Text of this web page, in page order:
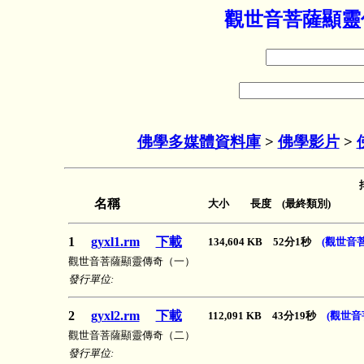
觀世音菩薩顯
佛學多媒體資料庫> 佛學影片>
名稱 大小 長度 (最終類別)
1 gyxl1.rm 下載 134,604 KB 52分1秒 (觀世音
觀世音菩薩顯靈傳奇（一）
發行單位:
2 gyxl2.rm 下載 112,091 KB 43分19秒 (觀世
觀世音菩薩顯靈傳奇（二）
發行單位: